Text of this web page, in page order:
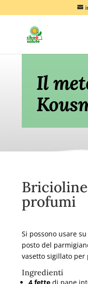
Il
profumi
Si possono usare
posto del
vasetto sigillato per
Ingredienti
4 fettedi pane